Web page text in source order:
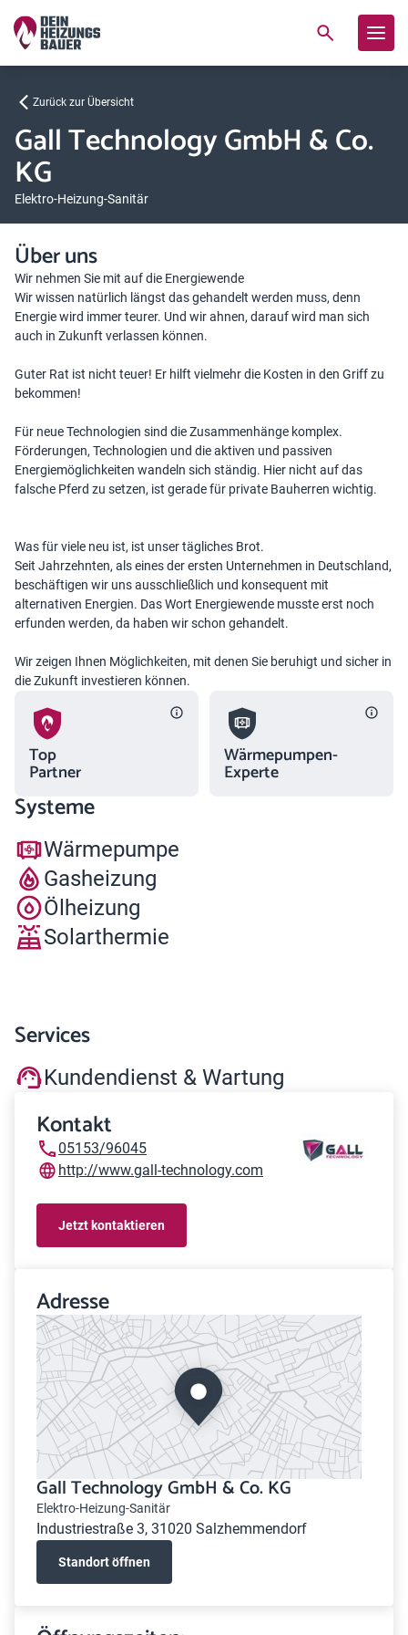
Zurück zur Übersicht
Gall Technology GmbH & Co.
KG
Elektro-Heizung-Sanitär
Über uns
Wir nehmen Sie mit auf die Energiewende
Wir wissen natürlich längst das gehandelt werden muss, denn
Energie wird immer teurer. Und wir ahnen, darauf wird man sich
auch in Zukunft verlassen können.
Guter Rat ist nicht teuer! Er hilft vielmehr die Kosten in den Griff zu
bekommen!
Für neue Technologien sind die Zusammenhänge komplex.
Förderungen, Technologien und die aktiven und passiven
Energiemöglichkeiten wandeln sich ständig. Hier nicht auf das
falsche Pferd zu setzen, ist gerade für private Bauherren wichtig.
Was für viele neu ist, ist unser tägliches Brot.
Seit Jahrzehnten, als eines der ersten Unternehmen in Deutschland,
beschäftigen wir uns ausschließlich und konsequent mit
alternativen Energien. Das Wort Energiewende musste erst noch
erfunden werden, da haben wir schon gehandelt.
Wir zeigen Ihnen Möglichkeiten, mit denen Sie beruhigt und sicher in
die Zukunft investieren können.
Top
Partner
Wärmepumpen-
Experte
Systeme
Wärmepumpe
Gasheizung
Ölheizung
Solarthermie
Services
Kundendienst & Wartung
Kontakt
05153/96045
http://www.gall-technology.com
Jetzt kontaktieren
Adresse
Gall Technology GmbH & Co. KG
Elektro-Heizung-Sanitär
Industriestraße 3, 31020 Salzhemmendorf
Standort öffnen